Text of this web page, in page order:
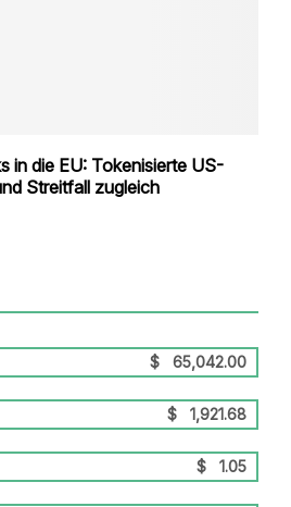
in die EU: Tokenisierte US-
Streitfall zugleich
$ 65,042.00
$ 1,921.68
$ 1.05